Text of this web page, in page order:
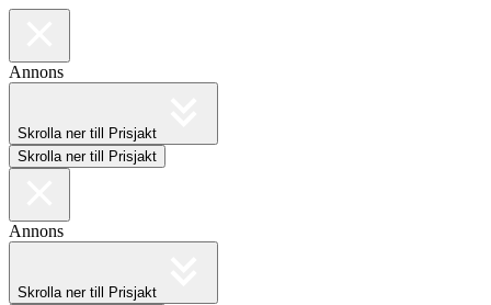
Annons
Skrolla ner till Prisjakt
Skrolla ner till Prisjakt
Annons
Skrolla ner till Prisjakt